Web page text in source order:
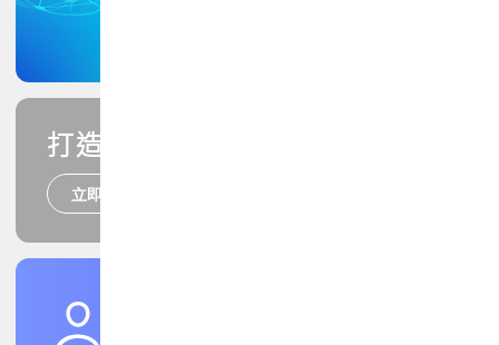
打造您的PCB專業技能
立即報名